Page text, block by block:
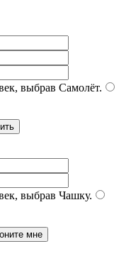
выбрав Самолёт.
выбрав Чашку.